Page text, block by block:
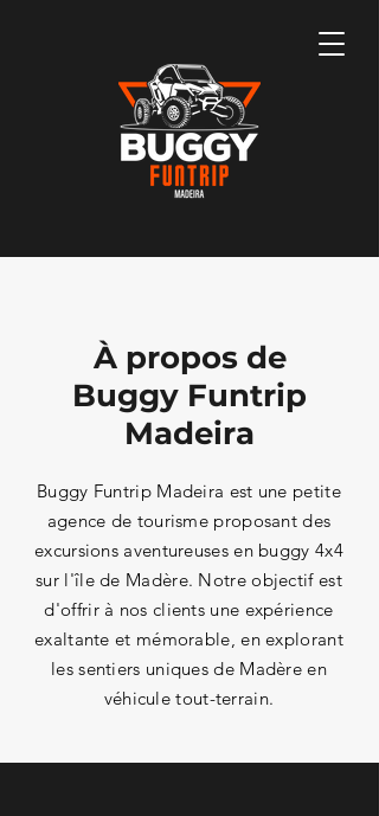
À propos de
Buggy Funtrip
Madeira
Buggy Funtrip Madeira est une petite
agence de tourisme proposant des
excursions aventureuses en buggy 4x4
sur l'île de Madère. Notre objectif est
d'offrir à nos clients une expérience
exaltante et mémorable, en explorant
les sentiers uniques de Madère en
véhicule tout-terrain.